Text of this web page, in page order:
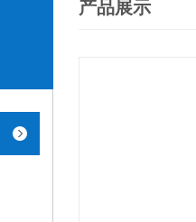
产品展示